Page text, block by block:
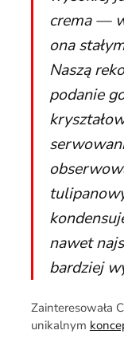
crema —
ona
Naszą
podanie
nawet
bardziej
Zainteresowała
unikalnym